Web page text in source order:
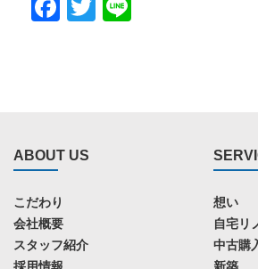
Facebook
Twitter
ABOUT US
こだわり
会社概要
スタッフ紹介
想い
自宅リ
中古購